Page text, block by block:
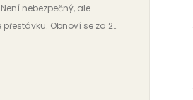
nebezpečný, ale
přestávku. Obnoví se za 2-